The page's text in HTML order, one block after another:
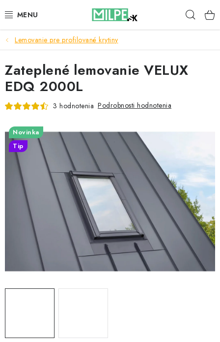
na
STREŠNÉ OKNÁ
PODKROVNÉ SCHODY
DOM A ZÁHRADA
BLOG
KONTAKTY
Reklamace a vrácení zboží
Zásady používania súborov cookie
Podmínky ochrany osobních údajů
Obchodní podmínky
Mapa webu Milpe.sk
Lemovanie pre profilované krytiny
Zateplené lemovanie VELUX
EDQ 2000L
3 hodnotenia Podrobnosti hodnotenia
Novinka
Tip